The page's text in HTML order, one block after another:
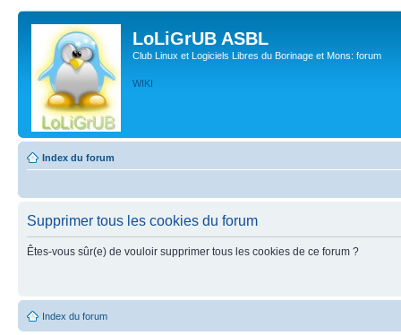
LoLiGrUB ASBL
Club Linux et Logiciels Libres du Borinage et Mons: forum
WIKI
Index du forum
Supprimer tous les cookies du forum
Êtes-vous sûr(e) de vouloir supprimer tous les cookies de ce forum ?
Index du forum